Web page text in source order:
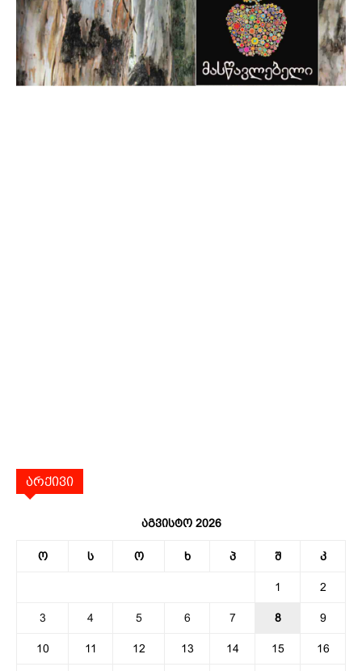
არქივი
აგვისტო 2026
ო ს ო ხ პ შ კ
1 2
3 4 5 6 7 8 9
10 11 12 13 14 15 16